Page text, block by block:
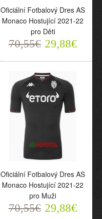
Oficiální Fotbalový Dres
AS Monaco Hostující
2021-22 pro Děti
70,55€ 29,88€
Oficiální Fotbalový Dres AS
Monaco Hostující 2021-22
pro Děti
70,55€ 29,88€
Oficiální Fotbalový Dres AS
Monaco Hostující 2021-22
pro Muži
70,55€ 29,88€